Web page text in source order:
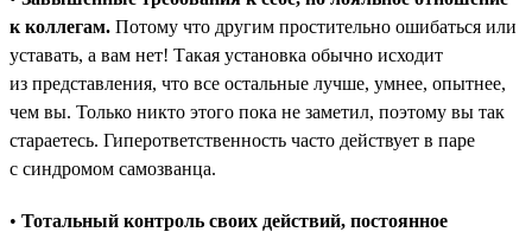
к коллегам. Потому что другим простительно ошибаться или
уставать, а вам нет! Такая установка обычно исходит
из представления, что все остальные лучше, умнее, опытнее,
чем вы. Только никто этого пока не заметил, поэтому вы так
стараетесь. Гиперответственность часто действует в паре
с синдромом самозванца.
• Тотальный контроль своих действий, постоянное